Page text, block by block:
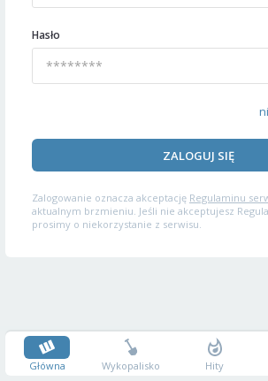
Hasło
ZALOGUJ SIĘ
Zalogowanie oznacza akceptację Regulaminu
aktualnym brzmieniu. Jeśli nie akceptujesz
prosimy o niekorzystanie z serwisu.
Główna Wykopalisko Hity